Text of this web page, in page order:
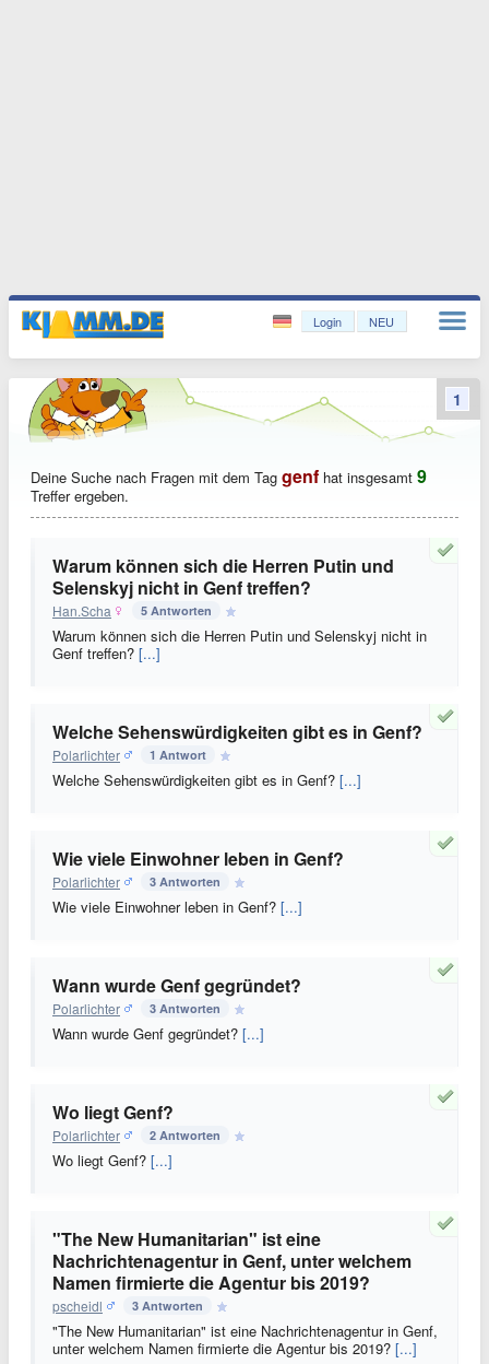
Login NEU
Deine Suche nach Fragen mit dem Tag genf hat insgesamt 9
Treffer ergeben.
Warum können sich die Herren Putin und
Selenskyj nicht in Genf treffen?
Han.Scha 5 Antworten
Warum können sich die Herren Putin und Selenskyj nicht in
Genf treffen? [...]
Welche Sehenswürdigkeiten gibt es in Genf?
Polarlichter 1 Antwort
Welche Sehenswürdigkeiten gibt es in Genf? [...]
Wie viele Einwohner leben in Genf?
Polarlichter 3 Antworten
Wie viele Einwohner leben in Genf? [...]
Wann wurde Genf gegründet?
Polarlichter 3 Antworten
Wann wurde Genf gegründet? [...]
Wo liegt Genf?
Polarlichter 2 Antworten
Wo liegt Genf? [...]
"The New Humanitarian" ist eine
Nachrichtenagentur in Genf, unter welchem
Namen firmierte die Agentur bis 2019?
pscheidl 3 Antworten
"The New Humanitarian" ist eine Nachrichtenagentur in Genf,
unter welchem Namen firmierte die Agentur bis 2019? [...]
1